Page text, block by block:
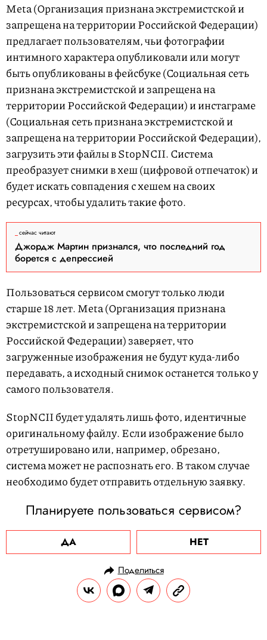
Meta (Организация признана экстремистской и
запрещена на территории Российской Федерации)
предлагает пользователям, чьи фотографии
интимного характера опубликовали или могут
быть опубликованы в фейсбуке (Социальная сеть
признана экстремистской и запрещена на
территории Российской Федерации) и инстаграме
(Социальная сеть признана экстремистской и
запрещена на территории Российской Федерации),
загрузить эти файлы в StopNCII. Система
преобразует снимки в хеш (цифровой отпечаток) и
будет искать совпадения с хешем на своих
ресурсах, чтобы удалить такие фото.
сейчас читают
Джордж Мартин признался, что последний год
борется с депрессией
Пользоваться сервисом смогут только люди
старше 18 лет. Meta (Организация признана
экстремистской и запрещена на территории
Российской Федерации) заверяет, что
загруженные изображения не будут куда-либо
передавать, а исходный снимок останется только у
самого пользователя.
StopNCII будет удалять лишь фото, идентичные
оригинальному файлу. Если изображение было
отретушировано или, например, обрезано,
система может не распознать его. В таком случае
необходимо будет отправить отдельную заявку.
Планируете пользоваться сервисом?
ДА НЕТ
Поделиться